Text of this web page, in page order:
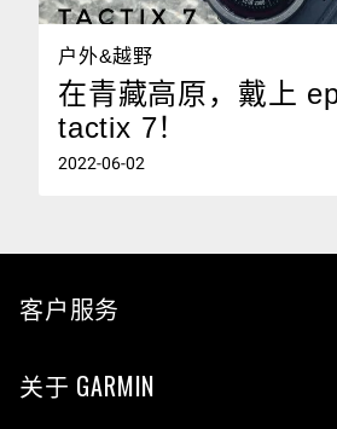
户外&越野
在青藏高原，戴上
tactix 7！
2022-06-02
客户服务
关于 GARMIN